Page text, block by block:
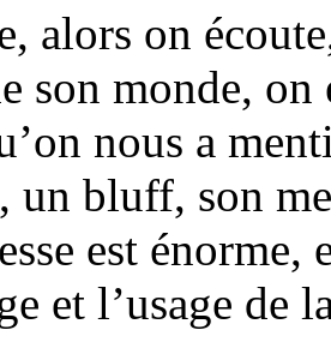
alors on
son monde,
nous a
un bluff, son
est
et l’usage de